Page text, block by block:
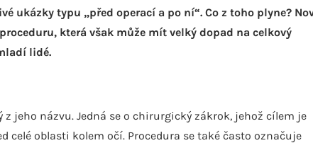
typu „před operací a po ní“. Co z toho plyne?
která však může mít velký dopad na celkový
lidé.
jeho názvu. Jedná se o chirurgický zákrok, jehož cílem je
oblasti kolem očí. Procedura se také často označuje